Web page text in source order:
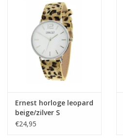
Ernest horloge leopard
beige/zilver S
€24,95